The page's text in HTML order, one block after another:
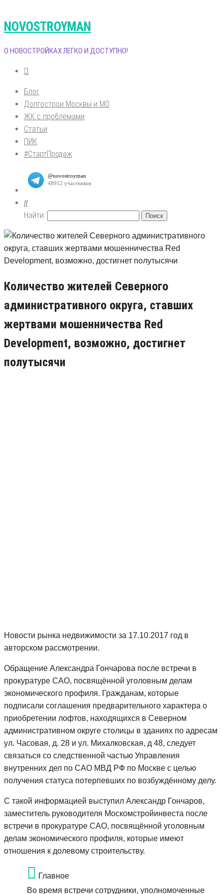
NOVOSTROYMAN
О НОВОСТРОЙКАХ ЛЕГКО И ДОСТУПНО!
Блог
Долгострои Москвы и МО
ЖК с проблемами
Статьи
ПИК
#СтартПродаж
Найти:
Количество жителей Северного
административного округа, ставших
жертвами мошенничества Red
Development, возможно, достигнет
полутысячи
Новости рынка недвижимости за 17.10.2017 год в
авторском рассмотрении.
Обращение Александра Гончарова после встречи в
прокуратуре САО, посвящённой уголовным делам
экономического профиля. Гражданам, которые
подписали соглашения предварительного характера о
приобретении лофтов, находящихся в Северном
административном округе столицы в зданиях по адресам
ул. Часовая, д. 28 и ул. Михалковская, д 48, следует
связаться со следственной частью Управления
внутренних дел по САО МВД РФ по Москве с целью
получения статуса потерпевших по возбуждённому делу.
С такой информацией выступил Александр Гончаров,
заместитель руководителя Москомстройинвеста после
встречи в прокуратуре САО, посвящённой уголовным
делам экономического профиля, которые имеют
отношения к долевому строительству.
Главное
Во время встречи сотрудники, уполномоченные